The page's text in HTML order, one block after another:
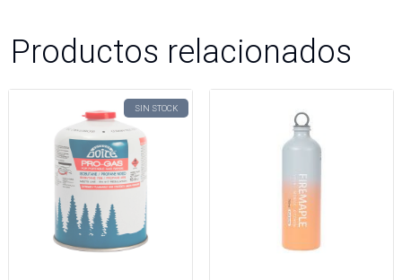
Productos relacionados
SIN STOCK